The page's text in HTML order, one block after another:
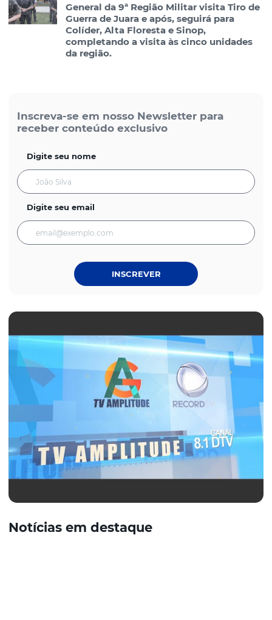
General da 9ª Região Militar visita Tiro de
Guerra de Juara e após, seguirá para
Colíder, Alta Floresta e Sinop,
completando a visita às cinco unidades
da região.
Inscreva-se em nosso Newsletter para
receber conteúdo exclusivo
Digite seu nome
Digite seu email
INSCREVER
Notícias em destaque